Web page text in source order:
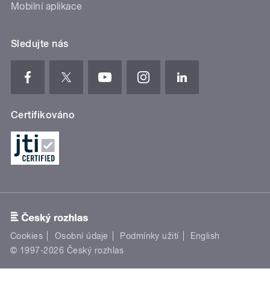
Mobilní aplikace
Sledujte nás
Certifikováno
Cookies Osobní údaje Podmínky užití
English
© 1997-2026 Český rozhlas